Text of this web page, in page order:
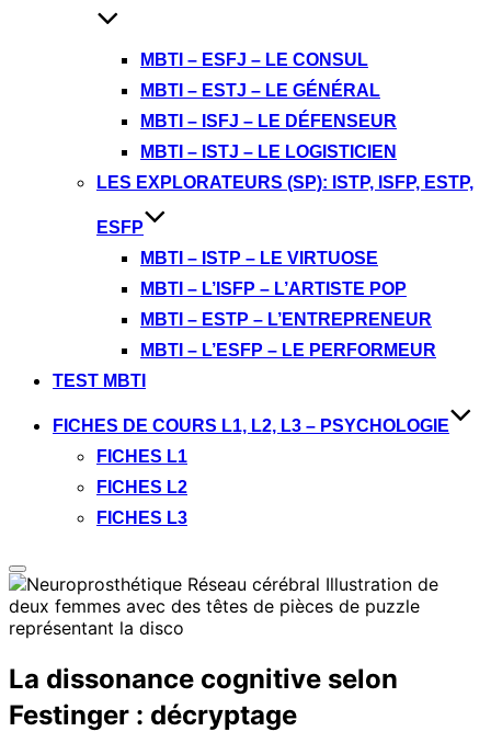
MBTI – ESFJ – LE CONSUL
MBTI – ESTJ – LE GÉNÉRAL
MBTI – ISFJ – LE DÉFENSEUR
MBTI – ISTJ – LE LOGISTICIEN
LES EXPLORATEURS (SP): ISTP, ISFP, ESTP,
ESFP
MBTI – ISTP – LE VIRTUOSE
MBTI – L’ISFP – L’ARTISTE POP
MBTI – ESTP – L’ENTREPRENEUR
MBTI – L’ESFP – LE PERFORMEUR
TEST MBTI
FICHES DE COURS L1, L2, L3 – PSYCHOLOGIE
FICHES L1
FICHES L2
FICHES L3
Permuter
la
colonne
latérale
navigation
La dissonance cognitive selon
Festinger : décryptage